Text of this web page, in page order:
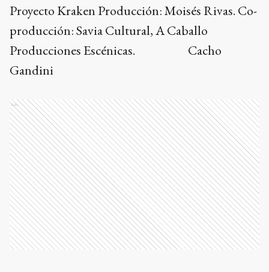
Proyecto Kraken Producción: Moisés Rivas. Co-
producción: Savia Cultural, A Caballo
Producciones Escénicas. Cacho
Gandini
Ads